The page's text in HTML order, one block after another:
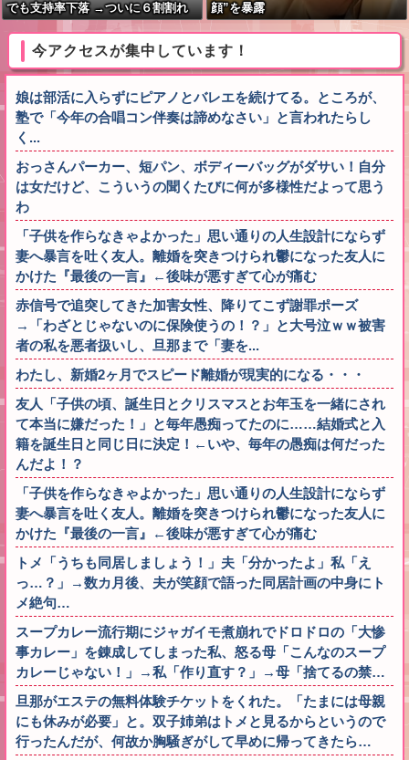
でも支持率下落 →ついに６割割れ
顔”を暴露
今アクセスが集中しています！
娘は部活に入らずにピアノとバレエを続けてる。ところが、
塾で「今年の合唱コン伴奏は諦めなさい」と言われたらし
く...
おっさんパーカー、短パン、ボディーバッグがダサい！自分
は女だけど、こういうの聞くたびに何が多様性だよって思う
わ
「子供を作らなきゃよかった」思い通りの人生設計にならず
妻へ暴言を吐く友人。離婚を突きつけられ鬱になった友人に
かけた『最後の一言』←後味が悪すぎて心が痛む
赤信号で追突してきた加害女性、降りてこず謝罪ポーズ
→「わざとじゃないのに保険使うの！？」と大号泣ｗｗ被害
者の私を悪者扱いし、旦那まで「妻を...
わたし、新婚2ヶ月でスピード離婚が現実的になる・・・
友人「子供の頃、誕生日とクリスマスとお年玉を一緒にされ
て本当に嫌だった！」と毎年愚痴ってたのに……結婚式と入
籍を誕生日と同じ日に決定！←いや、毎年の愚痴は何だった
んだよ！？
「子供を作らなきゃよかった」思い通りの人生設計にならず
妻へ暴言を吐く友人。離婚を突きつけられ鬱になった友人に
かけた『最後の一言』←後味が悪すぎて心が痛む
トメ「うちも同居しましょう！」夫「分かったよ」私「え
っ…？」→数カ月後、夫が笑顔で語った同居計画の中身にト
メ絶句…
スープカレー流行期にジャガイモ煮崩れでドロドロの「大惨
事カレー」を錬成してしまった私、怒る母「こんなのスープ
カレーじゃない！」→私「作り直す？」→母「捨てるの禁…
旦那がエステの無料体験チケットをくれた。「たまには母親
にも休みが必要」と。双子姉弟はトメと見るからというので
行ったんだが、何故か胸騒ぎがして早めに帰ってきたら…